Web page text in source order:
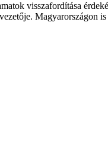
visszafordítása
Magyarországon